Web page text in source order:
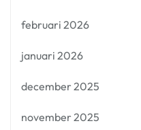
februari 2026
januari 2026
december 2025
november 2025